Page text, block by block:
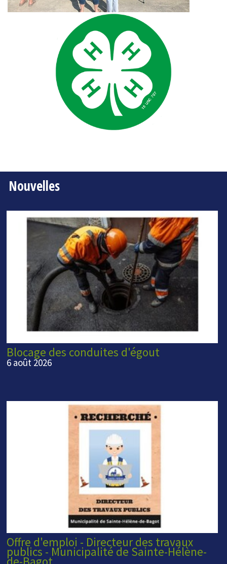
Nouvelles
Blocage des conduites d'égout
6 août 2026
Offre d'emploi - Directeur des travaux
publics - Municipalité de Sainte-Hélène-